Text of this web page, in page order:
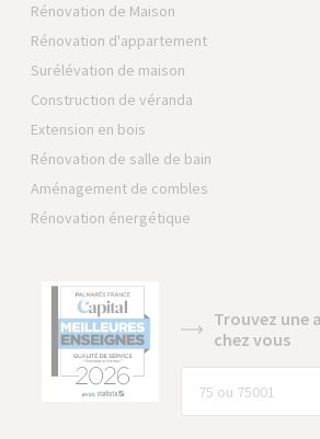
Rénovation de Maison
Rénovation d'appartement
Surélévation de maison
Construction de véranda
Extension en bois
Rénovation de salle de bain
Aménagement de combles
Rénovation énergétique
Trouvez une
chez vous